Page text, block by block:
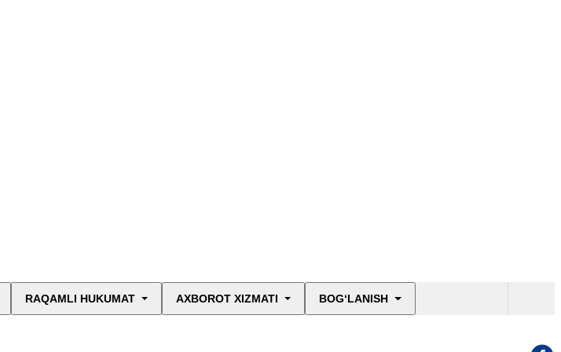
RAQAMLI HUKUMAT AXBOROT XIZMATI BOG‘LANISH